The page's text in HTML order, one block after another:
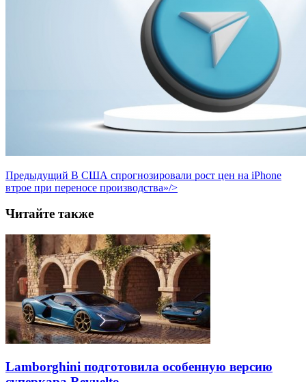
Предыдущий В США спрогнозировали рост цен на iPhone
втрое при переносе производства»/>
Читайте также
Lamborghini подготовила особенную версию